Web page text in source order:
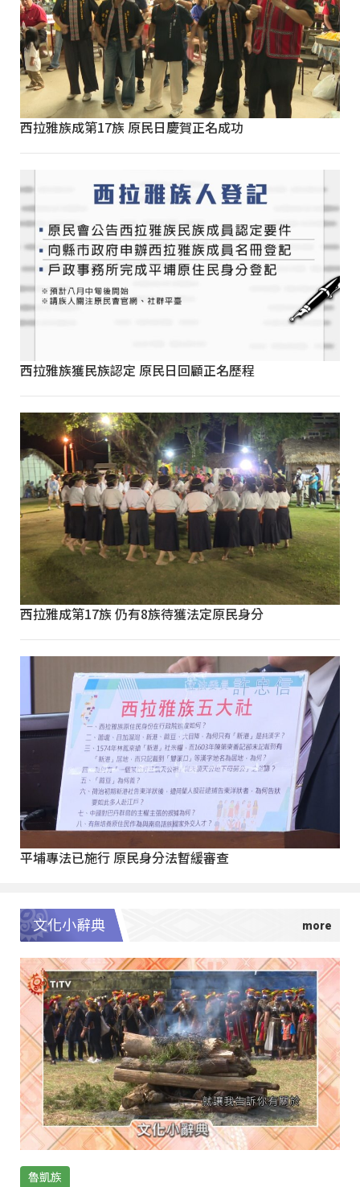
西拉雅族成第17族 原民日慶賀正名成功
西拉雅族獲民族認定 原民日回顧正名歷程
西拉雅成第17族 仍有8族待獲法定原民身分
平埔專法已施行 原民身分法暫緩審查
文化小辭典
魯凱族